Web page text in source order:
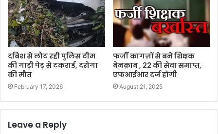
दबिश से लौट रही पुलिस टीम
की गाड़ी पेड़ से टकराई, दरोगा
की मौत
February 17, 2026
फर्जी कागज़ों से बने शिक्षक
बेनक़ाब , 22 की सेवा समाप्त,
एफआईआर दर्ज होगी
August 21, 2025
Leave a Reply